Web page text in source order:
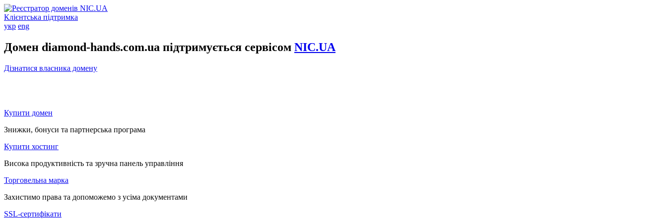
Клієнтська підтримка
укр eng
Домен diamond-hands.com.ua підтримується сервісом NIC.UA
Дізнатися власника домену
Купити домен
Знижки, бонуси та партнерська програма
Купити хостинг
Висока продуктивність та зручна панель управління
Торговельна марка
Захистимо права та допоможемо з усіма документами
SSL-сертифікати